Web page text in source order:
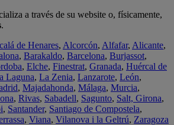
a través de su website o, físicamente,
.
de Henares, Alcorcón, Alfafar, Alicante,
, Barakaldo, Barcelona, Burjassot,
, Elche, Finestrat, Granada, Huércal de
Laguna, La Zenia, Lanzarote, León,
, Majadahonda, Málaga, Murcia,
, Rivas, Sabadell, Sagunto, Salt, Girona,
, Santander, Santiago de Compostela,
, Viana, Vilanova i la Geltrú, Zaragoza